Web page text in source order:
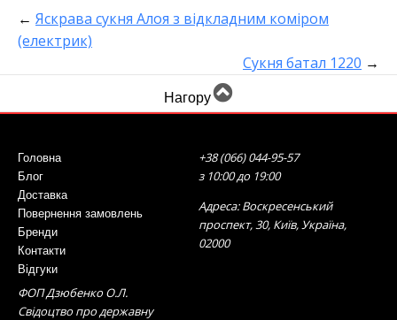
← Яскрава сукня Алоя з відкладним коміром
(електрик)
Сукня батал 1220 →
Нагору
Головна
Блог
Доставка
Повернення замовлень
Бренди
Контакти
Відгуки
+38 (066) 044-95-57
з 10:00 до 19:00
Адреса: Воскресенський
проспект, 30, Київ, Україна,
02000
ФОП Дзюбенко О.Л.
Свідоцтво про державну